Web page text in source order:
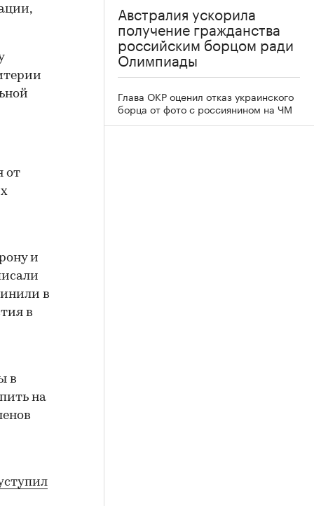
от
и
в
в
в
на
Австралия ускорила
получение гражданства
российским борцом ради
Олимпиады
Глава ОКР оценил отказ украинского
борца от фото с россиянином на ЧМ